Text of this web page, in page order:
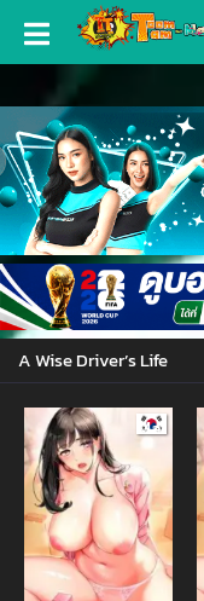
A Wise Driver’s Life
Manhwa